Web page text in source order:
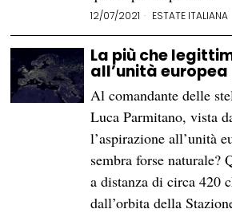
12/07/2021 ESTATE ITALIANA
La più che
all’unità europea
Al comandante delle
Luca Parmitano, vista
l’aspirazione all’unità
sembra forse naturale?
a distanza di circa 420
dall’orbita della